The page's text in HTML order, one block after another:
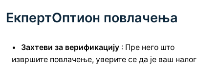
ЕкпертОптион повлачења
Захтеви за верификацију : Пре него што
извршите повлачење, уверите се да је ваш налог